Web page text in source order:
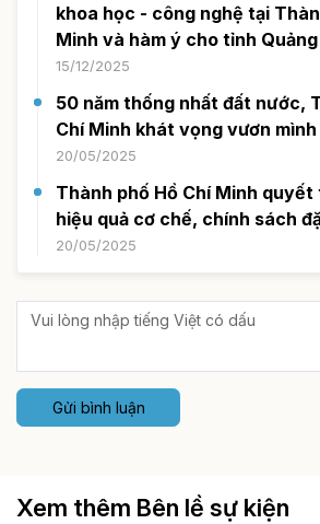
khoa học - công nghệ tại
Minh và hàm ý cho tỉnh
15/12/2025
50 năm thống nhất đất nước,
Chí Minh khát vọng vươn mình
20/05/2025
Thành phố Hồ Chí Minh
hiệu quả cơ chế, chính sách
20/05/2025
Gửi bình luận
Xem thêm Bên lề sự kiện